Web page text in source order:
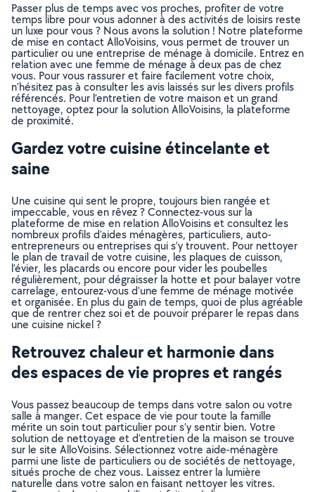
Passer plus de temps avec vos proches, profiter de votre
temps libre pour vous adonner à des activités de loisirs reste
un luxe pour vous ? Nous avons la solution ! Notre plateforme
de mise en contact AlloVoisins, vous permet de trouver un
particulier ou une entreprise de ménage à domicile. Entrez en
relation avec une femme de ménage à deux pas de chez
vous. Pour vous rassurer et faire facilement votre choix,
n’hésitez pas à consulter les avis laissés sur les divers profils
référencés. Pour l’entretien de votre maison et un grand
nettoyage, optez pour la solution AlloVoisins, la plateforme
de proximité.
Gardez votre cuisine étincelante et
saine
Une cuisine qui sent le propre, toujours bien rangée et
impeccable, vous en rêvez ? Connectez-vous sur la
plateforme de mise en relation AlloVoisins et consultez les
nombreux profils d’aides ménagères, particuliers, auto-
entrepreneurs ou entreprises qui s’y trouvent. Pour nettoyer
le plan de travail de votre cuisine, les plaques de cuisson,
l’évier, les placards ou encore pour vider les poubelles
régulièrement, pour dégraisser la hotte et pour balayer votre
carrelage, entourez-vous d’une femme de ménage motivée
et organisée. En plus du gain de temps, quoi de plus agréable
que de rentrer chez soi et de pouvoir préparer le repas dans
une cuisine nickel ?
Retrouvez chaleur et harmonie dans
des espaces de vie propres et rangés
Vous passez beaucoup de temps dans votre salon ou votre
salle à manger. Cet espace de vie pour toute la famille
mérite un soin tout particulier pour s’y sentir bien. Votre
solution de nettoyage et d’entretien de la maison se trouve
sur le site AlloVoisins. Sélectionnez votre aide-ménagère
parmi une liste de particuliers ou de sociétés de nettoyage,
situés proche de chez vous. Laissez entrer la lumière
naturelle dans votre salon en faisant nettoyer les vitres.